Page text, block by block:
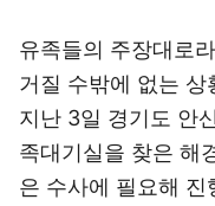
유족들의 주장대로
거질 수밖에 없는
지난 3일 경기도 안
족대기실을 찾은 해
은 수사에 필요해 진